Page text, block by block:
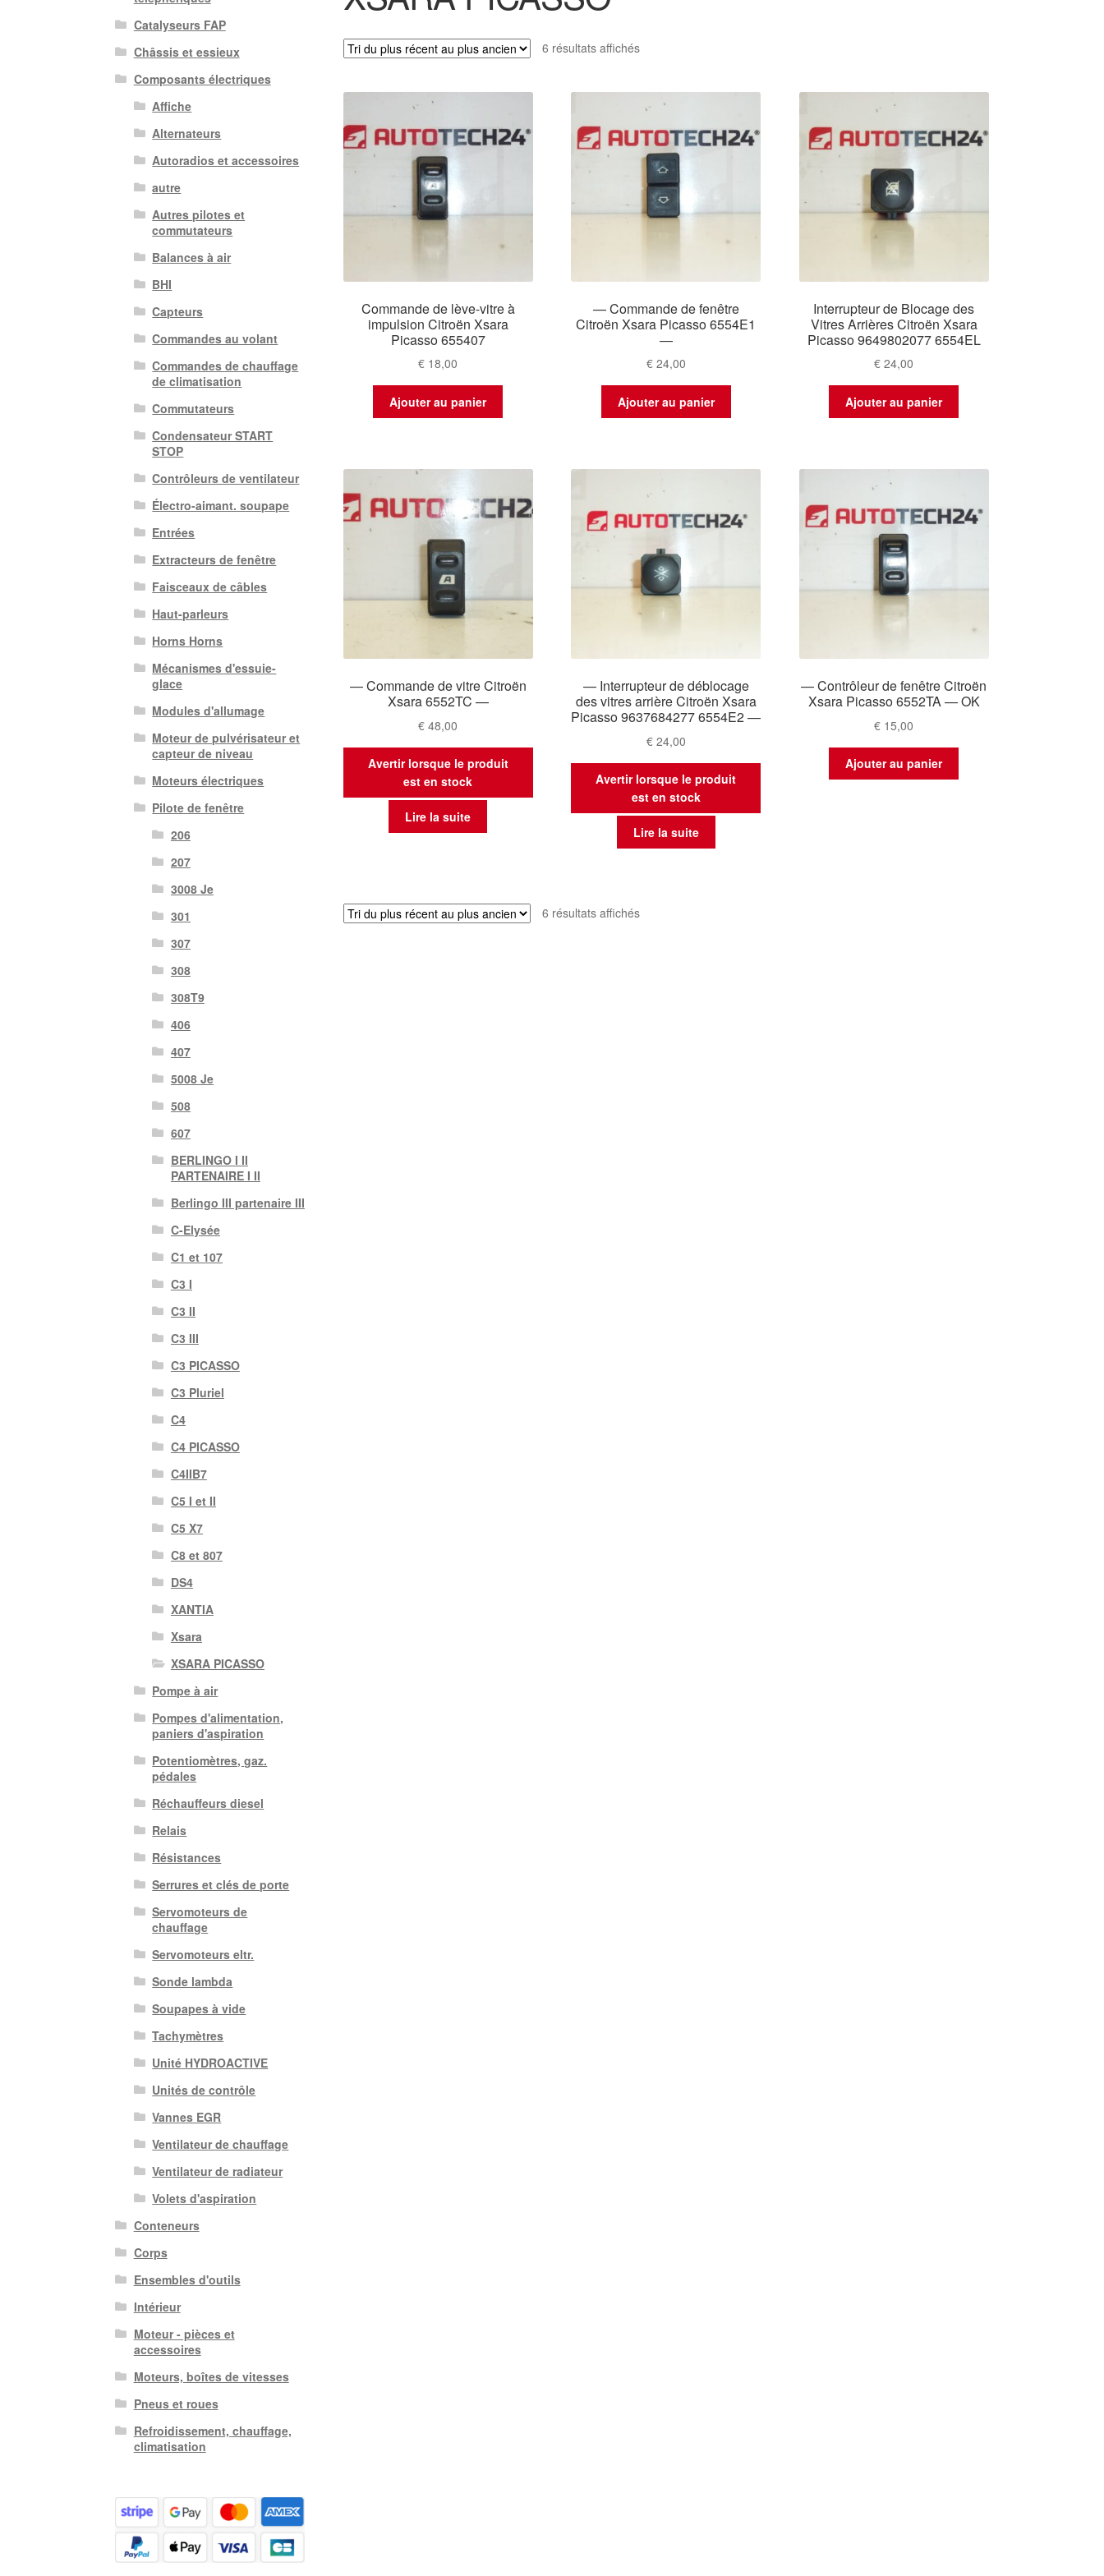
6 résultats affichésTrié
récent
plus
ancien
Commande de lève-vitre à
impulsion Citroën Xsara
Picasso 655407
€ 18,00
Ajouter au panier
— Commande de fenêtre
Citroën Xsara Picasso 6554E1
—
€24,00
Ajouter au panier
Interrupteur de Blocage des
Vitres Arrières Citroën Xsara
Picasso 9649802077 6554EL
€ 24,00
Ajouter au panier
— Commande de vitre Citroën
Xsara 6552TC —
€ 48,00
Avertir lorsque le produit
est en stock
Lire la suite
— Interrupteur de déblocage
des vitres arrière Citroën Xsara
Picasso 9637684277 6554E2 —
€24,00
Avertir lorsque le produit
est en stock
Lire la suite
— Contrôleur de fenêtre Citroën
Xsara Picasso 6552TA — OK
€ 15,00
Ajouter au panier
6 résultats affichésTrié
Catalyseurs FAP
Châssis et essieux
Composants électriques
Affiche
Alternateurs
Autoradios et accessoires
autre
Autres pilotes et
commutateurs
Balances à air
BHI
Capteurs
Commandes au volant
Commandes de chauffage
de climatisation
Commutateurs
Condensateur START
STOP
Contrôleurs de ventilateur
Électro-aimant. soupape
Entrées
Extracteurs de fenêtre
Faisceaux de câbles
Haut-parleurs
Horns Horns
Mécanismes d'essuie-
glace
Modules d'allumage
Moteur de pulvérisateur et
capteur de niveau
Moteurs électriques
Pilote de fenêtre
206
207
3008 Je
301
307
308
308T9
406
407
5008 Je
508
607
BERLINGO I II
PARTENAIRE I II
Berlingo III partenaire III
C-Elysée
C1 et 107
C3 I
C3 II
C3 III
C3 PICASSO
C3 Pluriel
C4
C4 PICASSO
C4IIB7
C5 I et II
C5 X7
C8 et 807
DS4
XANTIA
Xsara
XSARA PICASSO
Pompe à air
Pompes d'alimentation,
paniers d'aspiration
Potentiomètres, gaz.
pédales
Réchauffeurs diesel
Relais
Résistances
Serrures et clés de porte
Servomoteurs de
chauffage
Servomoteurs eltr.
Sonde lambda
Soupapes à vide
Tachymètres
Unité HYDROACTIVE
Unités de contrôle
Vannes EGR
Ventilateur de chauffage
Ventilateur de radiateur
Volets d'aspiration
Conteneurs
Corps
Ensembles d'outils
Intérieur
Moteur - pièces et
accessoires
Moteurs, boîtes de vitesses
Pneus et roues
Refroidissement, chauffage,
climatisation